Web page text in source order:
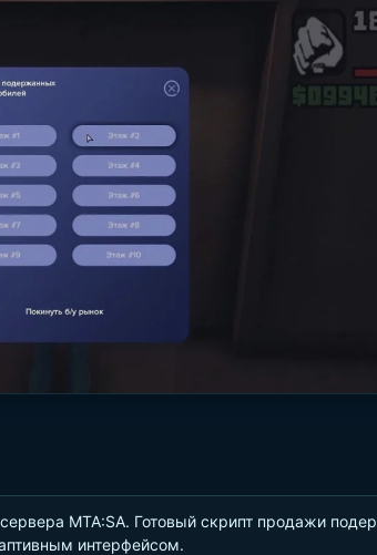
MTA:SA. Готовый скрипт продажи
интерфейсом.